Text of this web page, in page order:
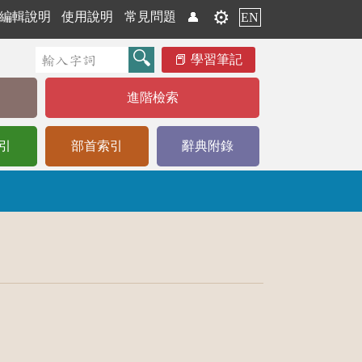
編輯說明 使用說明 常見問題 👤 ⚙️ EN
學習筆記
進階檢索
部首索引 辭典附錄